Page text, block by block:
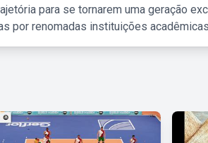
para se tornarem uma geração
por renomadas instituições